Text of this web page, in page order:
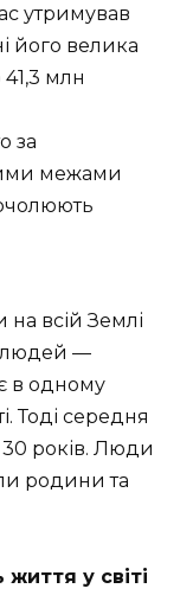
утримував
його велика
млн
за
межами
всій Землі
людей —
в одному
Тоді середня
30 років. Люди
родини та
у світі